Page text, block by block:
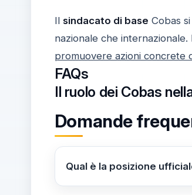
Il sindacato di base Cobas
nazionale che
promuovere azioni concrete
FAQs
Il ruolo dei Cobas
Domande
Qual è la posizione
I Cobas hanno espresso